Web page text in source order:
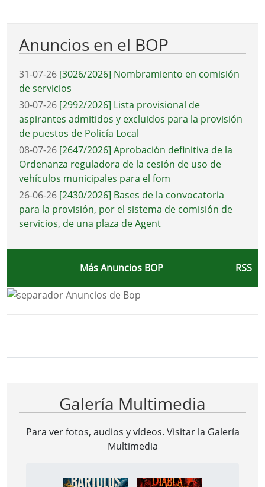
Anuncios en el BOP
31-07-26 [3026/2026] Nombramiento en comisión
de servicios
30-07-26 [2992/2026] Lista provisional de
aspirantes admitidos y excluidos para la provisión
de puestos de Policía Local
08-07-26 [2647/2026] Aprobación definitiva de la
Ordenanza reguladora de la cesión de uso de
vehículos municipales para el fom
26-06-26 [2430/2026] Bases de la convocatoria
para la provisión, por el sistema de comisión de
servicios, de una plaza de Agent
Más Anuncios BOP RSS
Galería Multimedia
Para ver fotos, audios y vídeos. Visitar la Galería
Multimedia